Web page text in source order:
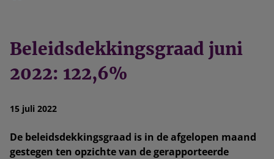
Beleidsdekkingsgraad juni
2022: 122,6%
15 juli 2022
De beleidsdekkingsgraad is in de afgelopen maand
gestegen ten opzichte van de gerapporteerde